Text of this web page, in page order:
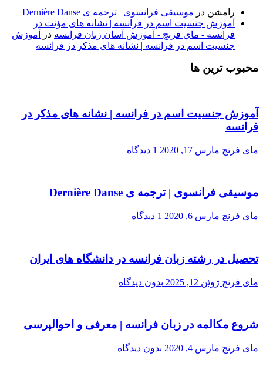
رامشن در موسیقی فرانسوی | ترجمه ی Dernière Danse
آموزش جنسیت اسم در فرانسه | نشانه های مؤنث در
فرانسه - مای فرنچ - آموزش آسان زبان فرانسه در
آموزش
جنسیت اسم در فرانسه | نشانه های مذکر در فرانسه
محبوب ترین ها
آموزش جنسیت اسم در فرانسه | نشانه های مذکر در
فرانسه
مای فرنچ مارس 17, 2020 1 دیدگاه
موسیقی فرانسوی | ترجمه ی Dernière Danse
مای فرنچ مارس 6, 2020 1 دیدگاه
تحصیل در رشته زبان فرانسه در دانشگاه های ایران
مای فرنچ ژوئن 12, 2025 بدون دیدگاه
شروع مکالمه در زبان فرانسه | معرفی و احوالپرسی
مای فرنچ مارس 4, 2020 بدون دیدگاه